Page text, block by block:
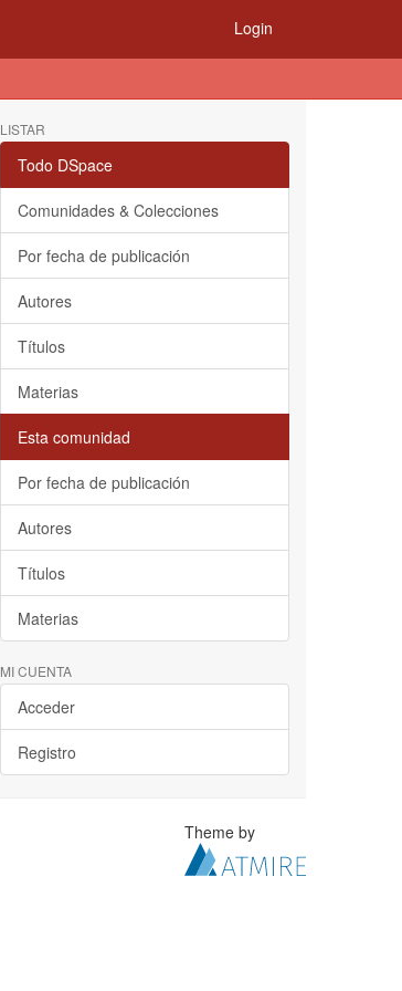
Login
LISTAR
Todo DSpace
Comunidades & Colecciones
Por fecha de publicación
Autores
Títulos
Materias
Esta comunidad
Por fecha de publicación
Autores
Títulos
Materias
MI CUENTA
Acceder
Registro
Theme by